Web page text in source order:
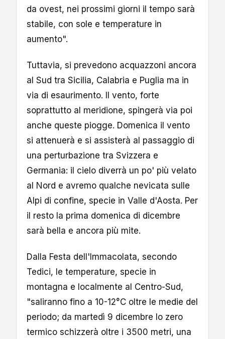
da ovest, nei prossimi giorni il tempo sarà
stabile, con sole e temperature in
aumento".
Tuttavia, si prevedono acquazzoni ancora
al Sud tra Sicilia, Calabria e Puglia ma in
via di esaurimento. Il vento, forte
soprattutto al meridione, spingerà via poi
anche queste piogge. Domenica il vento
si attenuerà e si assisterà al passaggio di
una perturbazione tra Svizzera e
Germania: il cielo diverrà un po' più velato
al Nord e avremo qualche nevicata sulle
Alpi di confine, specie in Valle d'Aosta. Per
il resto la prima domenica di dicembre
sarà bella e ancora più mite.
Dalla Festa dell'Immacolata, secondo
Tedici, le temperature, specie in
montagna e localmente al Centro-Sud,
"saliranno fino a 10-12°C oltre le medie del
periodo; da martedì 9 dicembre lo zero
termico schizzerà oltre i 3500 metri, una